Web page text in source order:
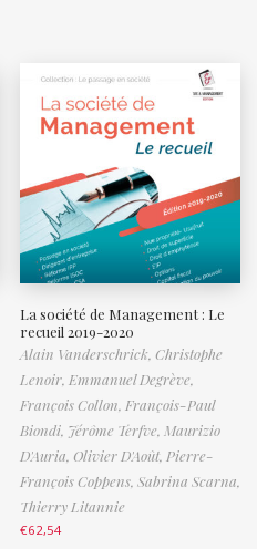
La société de Management : Le
recueil 2019-2020
Alain Vanderschrick, Christophe
Lenoir, Emmanuel Degrève,
François Collon, François-Paul
Biondi, Jérôme Terfve, Maurizio
D'Auria, Olivier D'Août, Pierre-
François Coppens, Sabrina Scarna,
Thierry Litannie
€62,54